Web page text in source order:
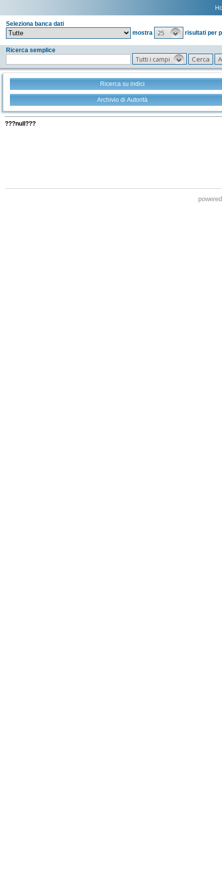
Seleziona banca dati
mostra
25 risultati per
Ricerca semplice
Tutti i campi
Ricerca su indici
Archivio di Autorità
???null???